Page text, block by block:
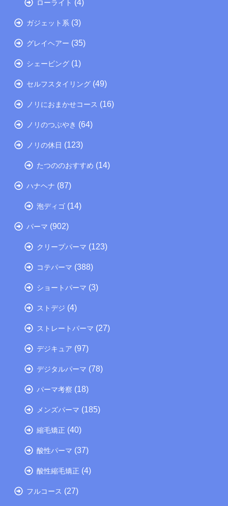
ローライト (4)
ガジェット系 (3)
グレイヘアー (35)
シェービング (1)
セルフスタイリング (49)
ノリにおまかせコース (16)
ノリのつぶやき (64)
ノリの休日 (123)
たつののおすすめ (14)
ハナヘナ (87)
泡ディゴ (14)
パーマ (902)
クリープパーマ (123)
コテパーマ (388)
ショートパーマ (3)
ストデジ (4)
ストレートパーマ (27)
デジキュア (97)
デジタルパーマ (78)
パーマ考察 (18)
メンズパーマ (185)
縮毛矯正 (40)
酸性パーマ (37)
酸性縮毛矯正 (4)
フルコース (27)